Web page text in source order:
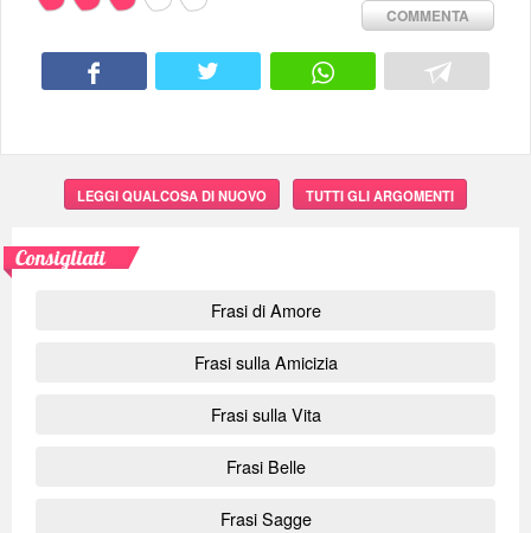
COMMENTA
LEGGI QUALCOSA DI NUOVO TUTTI GLI ARGOMENTI
Consigliati
Frasi di Amore
Frasi sulla Amicizia
Frasi sulla Vita
Frasi Belle
Frasi Sagge